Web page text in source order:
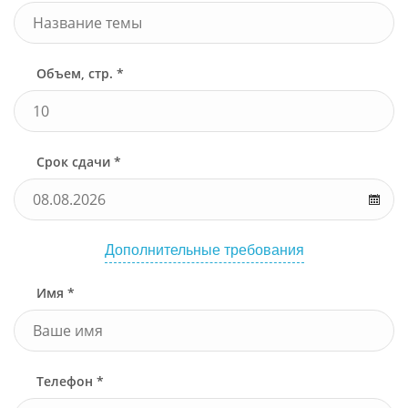
Объем, стр. *
Срок сдачи *
Дополнительные требования
Имя *
Телефон *